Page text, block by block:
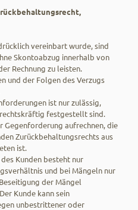
vereinbart wurde, sind
Skontoabzug innerhalb von
Rechnung zu leisten.
und der Folgen des Verzugs
ist nur zulässig,
festgestellt sind.
Gegenforderung aufrechnen, die
Zurückbehaltungsrechts aus
ist.
Kunden besteht nur
und bei Mängeln nur
der Mängel
Kunde kann sein
unbestrittener oder